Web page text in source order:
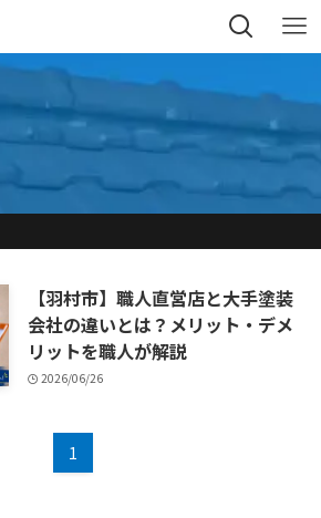
【羽村市】職人直営店と大手塗装
会社の違いとは？メリット・デメ
リットを職人が解説
2026/06/26
1